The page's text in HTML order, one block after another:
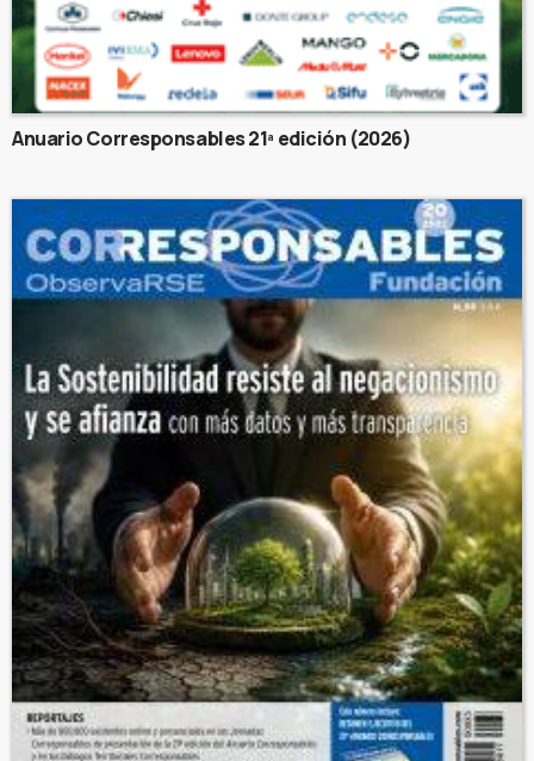
Anuario Corresponsables 21ª edición (2026)